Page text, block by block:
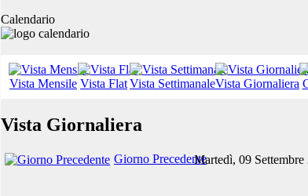
Calendario
Vista Mensile Vista FlatVista SettimanaleVista Giornaliera
Vista Giornaliera
Giorno PrecedenteMartedì, 09 Settembre